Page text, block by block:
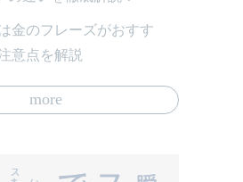
金のフレーズがおすす
意点を解説
more